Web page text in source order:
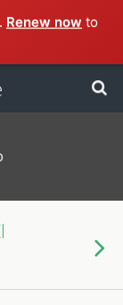
Renew now to